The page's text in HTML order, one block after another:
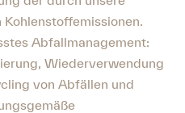
Abfallmanagement:
Wiederverwendung
von Abfällen und